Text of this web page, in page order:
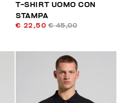
T-SHIRT UOMO CON
STAMPA
€ 22,50 € 45,00